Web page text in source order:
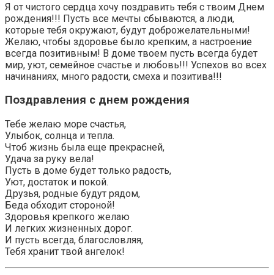
Я от чистого сердца хочу поздравить тебя с твоим Днем
рождения!!! Пусть все мечты сбываются, а люди,
которые тебя окружают, будут доброжелательными!
Желаю, чтобы здоровье было крепким, а настроение
всегда позитивным! В доме твоем пусть всегда будет
мир, уют, семейное счастье и любовь!!! Успехов во всех
начинаниях, много радости, смеха и позитива!!!
Поздравления с днем рождения
Тебе желаю море счастья,
Улыбок, солнца и тепла.
Чтоб жизнь была еще прекрасней,
Удача за руку вела!
Пусть в доме будет только радость,
Уют, достаток и покой.
Друзья, родные будут рядом,
Беда обходит стороной!
Здоровья крепкого желаю
И легких жизненных дорог.
И пусть всегда, благословляя,
Тебя хранит твой ангелок!